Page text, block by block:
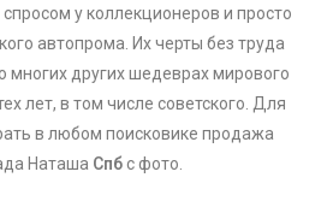
у коллекционеров и просто
автопрома. Их черты без труда
многих других шедеврах мирового
лет, в том числе советского. Для
в любом поисковике продажа
Наташа Спб с фото.